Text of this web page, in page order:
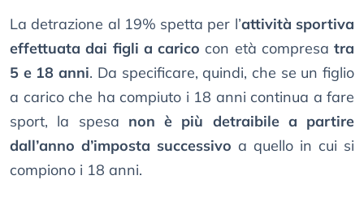
La detrazione al 19% spetta per l’attività sportiva
effettuata dai figli a carico con età compresa tra
5 e 18 anni. Da specificare, quindi, che se un figlio
a carico che ha compiuto i 18 anni continua a fare
sport, la spesa non è più detraibile a partire
dall’anno d’imposta successivo a quello in cui si
compiono i 18 anni.